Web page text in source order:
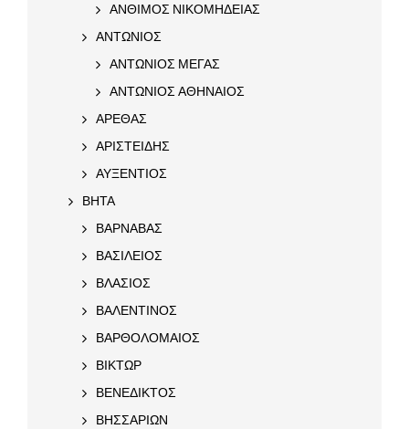
ΑΝΘΙΜΟΣ ΝΙΚΟΜΗΔΕΙΑΣ
ΑΝΤΩΝΙΟΣ
ΑΝΤΩΝΙΟΣ ΜΕΓΑΣ
ΑΝΤΩΝΙΟΣ ΑΘΗΝΑΙΟΣ
ΑΡΕΘΑΣ
ΑΡΙΣΤΕΙΔΗΣ
ΑΥΞΕΝΤΙΟΣ
ΒΗΤΑ
ΒΑΡΝΑΒΑΣ
ΒΑΣΙΛΕΙΟΣ
ΒΛΑΣΙΟΣ
ΒΑΛΕΝΤΙΝΟΣ
ΒΑΡΘΟΛΟΜΑΙΟΣ
ΒΙΚΤΩΡ
ΒΕΝΕΔΙΚΤΟΣ
ΒΗΣΣΑΡΙΩΝ